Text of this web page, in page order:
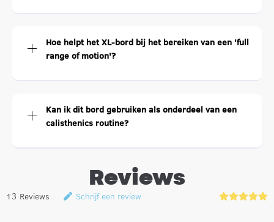
Hoe helpt het XL-bord bij het bereiken van een 'full
range of motion'?
Kan ik dit bord gebruiken als onderdeel van een
calisthenics routine?
Reviews
13 Reviews Schrijf een review